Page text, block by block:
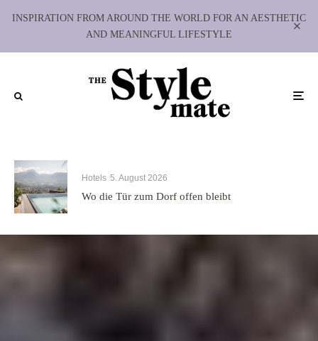
INSPIRATION FROM AROUND THE WORLD FOR AN AESTHETIC
AND MEANINGFUL LIFESTYLE
Hotels 5. August 2026
Wo die Tür zum Dorf offen bleibt